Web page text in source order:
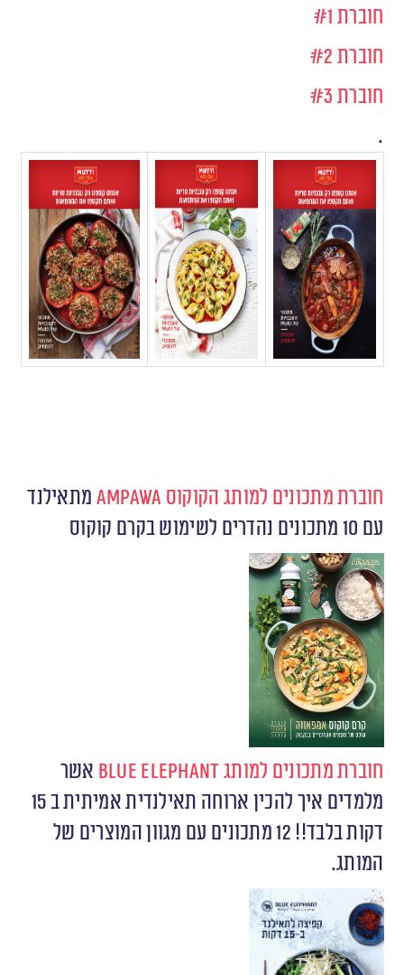
חוברת #1
חוברת #2
חוברת #3
.
חוברת מתכונים למותג הקוקוס Ampawa מתאילנד
עם 10 מתכונים נהדרים לשימוש בקרם קוקוס
חוברת מתכונים למותג Blue Elephant אשר
מלמדים איך להכין ארוחה תאילנדית אמיתית ב 15
דקות בלבד!! 12 מתכונים עם מגוון המוצרים של
המותג.